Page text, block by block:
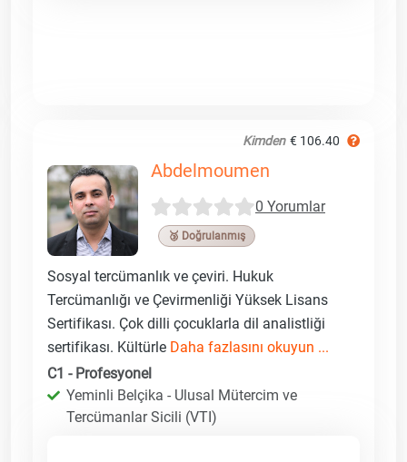
Kimden € 106.40
Abdelmoumen
0 Yorumlar
🥉 Doğrulanmış
Sosyal tercümanlık ve çeviri. Hukuk
Tercümanlığı ve Çevirmenliği Yüksek Lisans
Sertifikası. Çok dilli çocuklarla dil analistliği
sertifikası. Kültürle Daha fazlasını okuyun ...
C1 - Profesyonel
Yeminli Belçika - Ulusal Mütercim ve
Tercümanlar Sicili (VTI)